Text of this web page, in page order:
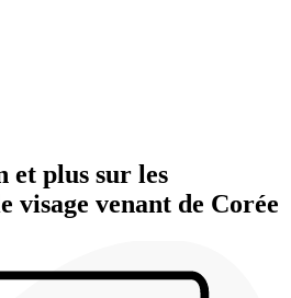
et plus sur les
visage venant de Corée